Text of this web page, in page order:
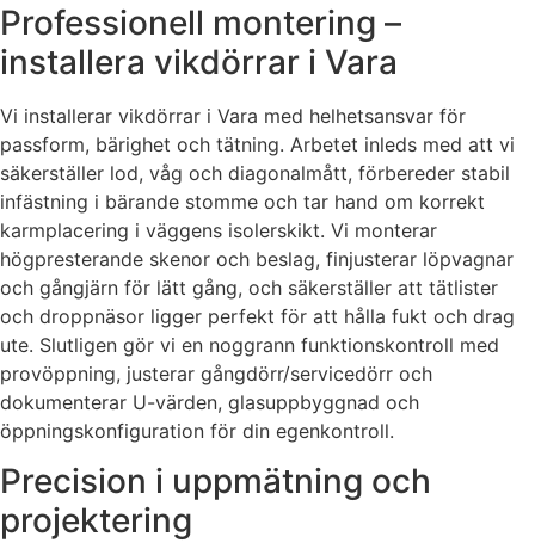
Professionell montering –
installera vikdörrar i Vara
Vi installerar vikdörrar i Vara med helhetsansvar för
passform, bärighet och tätning. Arbetet inleds med att vi
säkerställer lod, våg och diagonalmått, förbereder stabil
infästning i bärande stomme och tar hand om korrekt
karmplacering i väggens isolerskikt. Vi monterar
högpresterande skenor och beslag, finjusterar löpvagnar
och gångjärn för lätt gång, och säkerställer att tätlister
och droppnäsor ligger perfekt för att hålla fukt och drag
ute. Slutligen gör vi en noggrann funktionskontroll med
provöppning, justerar gångdörr/servicedörr och
dokumenterar U-värden, glasuppbyggnad och
öppningskonfiguration för din egenkontroll.
Precision i uppmätning och
projektering